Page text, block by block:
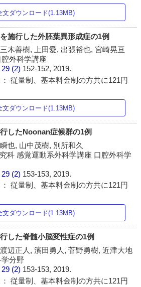
文ダウンロード(1.13MB)
施行した外胚葉異形成症の1例
木善樹, 上田愛, 出張裕也, 宮崎晃亘
外科学講座
29 (2) 152-152, 2019.
従量制、基本料金制の方共に121円
文ダウンロード(1.13MB)
したNoonan症候群の1例
也, 山中茂樹, 別所和久
科 感覚運動系外科学講座 口腔外科学
29 (2) 153-153, 2019.
従量制、基本料金制の方共に121円
文ダウンロード(1.13MB)
した脊髄小脳変性症の1例
辺正人, 濱田勇人, 菅野勇樹, 近津大地
分野
29 (2) 153-153, 2019.
従量制、基本料金制の方共に121円